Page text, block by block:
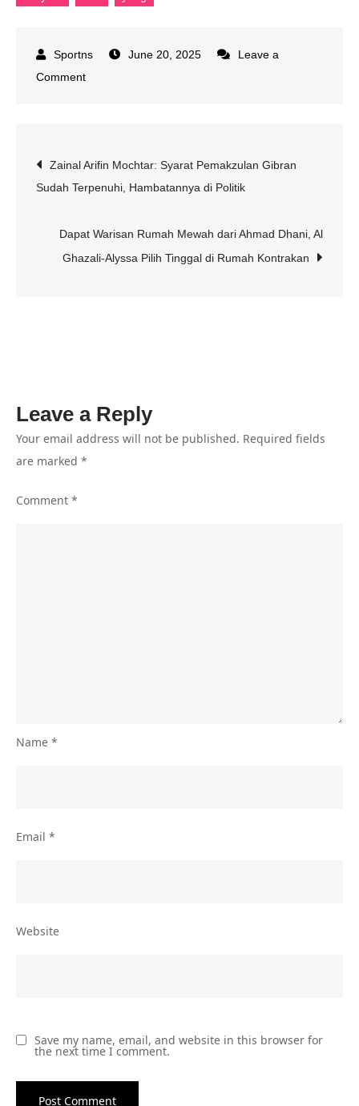
June 20, 2025
Leave a
Commenton
Sosok
yang
Cetak
Ijazah
Tim
Solo
Post
navigation
Zainal Arifin Mochtar: Syarat Pemakzulan Gibran
Sudah Terpenuhi, Hambatannya di Politik
Dapat Warisan Rumah Mewah dari Ahmad Dhani, Al
Ghazali-Alyssa Pilih Tinggal di Rumah Kontrakan
Leave a Reply
Your email address will not be published. Required fields
are marked *
Comment *
Name *
Email *
Website
Save my name, email, and website in this browser for
the next time I comment.